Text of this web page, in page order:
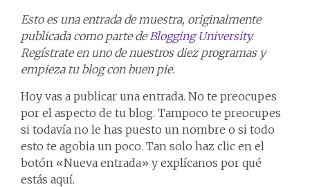
Esto es una entrada de muestra, originalmente
publicada como parte deBlogging University.
Regístrate en uno de nuestros diez programas y
empieza tu blog con buen pie.
Hoy vas a publicar una entrada. No te preocupes
por el aspecto de tu blog. Tampoco te preocupes
si todavía no le has puesto un nombre o si todo
esto te agobia un poco. Tan solo haz clic en el
botón «Nueva entrada» y explícanos por qué
estás aquí.